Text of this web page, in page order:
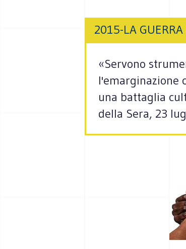
2015-LA
«Servono
l'emarginazione
una battaglia
della Sera, 23